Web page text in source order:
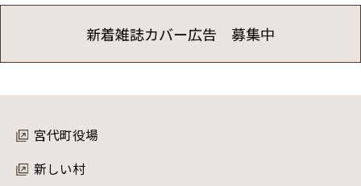
新着雑誌カバー広告 募集中
宮代町役場
新しい村